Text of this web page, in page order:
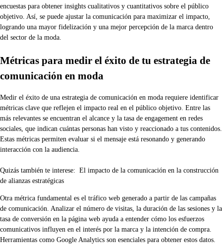
encuestas para obtener insights cualitativos y cuantitativos sobre el público
objetivo. Así, se puede ajustar la comunicación para maximizar el impacto,
logrando una mayor fidelización y una mejor percepción de la marca dentro
del sector de la moda.
Métricas para medir el éxito de tu estrategia de
comunicación en moda
Medir el éxito de una estrategia de comunicación en moda requiere identificar
métricas clave que reflejen el impacto real en el público objetivo. Entre las
más relevantes se encuentran el alcance y la tasa de engagement en redes
sociales, que indican cuántas personas han visto y reaccionado a tus contenidos.
Estas métricas permiten evaluar si el mensaje está resonando y generando
interacción con la audiencia.
Quizás también te interese: El impacto de la comunicación en la construcción
de alianzas estratégicas
Otra métrica fundamental es el tráfico web generado a partir de las campañas
de comunicación. Analizar el número de visitas, la duración de las sesiones y la
tasa de conversión en la página web ayuda a entender cómo los esfuerzos
comunicativos influyen en el interés por la marca y la intención de compra.
Herramientas como Google Analytics son esenciales para obtener estos datos.